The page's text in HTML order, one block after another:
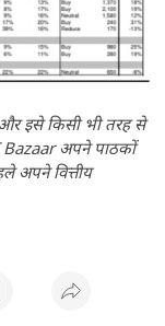
इसे किसी भी तरह से
Bazaar अपने पाठकों
अपने वित्तीय